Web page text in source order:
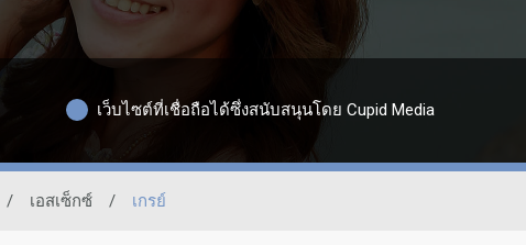
เว็บไซต์ที่เชื่อถือได้ซึ่งสนับสนุนโดย Cupid Media
/ เอสเซ็กซ์ / เกรย์